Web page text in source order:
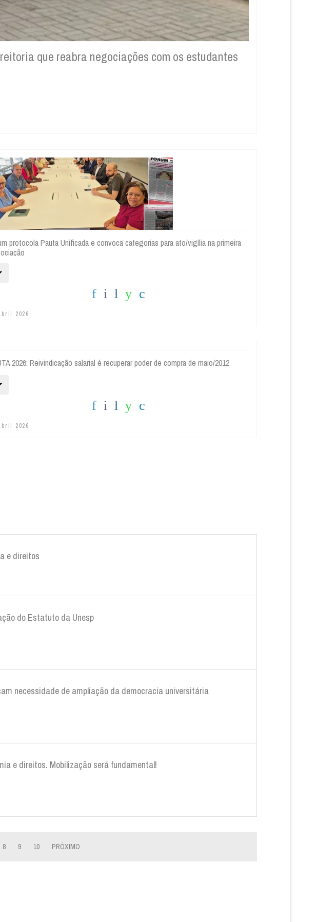
que reabra negociações com os estudantes
protocola Pauta Unificada e convoca categorias para ato/vigília na primeira
2026
2026: Reivindicação salarial é recuperar poder de compra de maio/2012
2026
e direitos
do Estatuto da Unesp
necessidade de ampliação da democracia universitária
e direitos. Mobilização será fundamental!
8 9 10 PRÓXIMO